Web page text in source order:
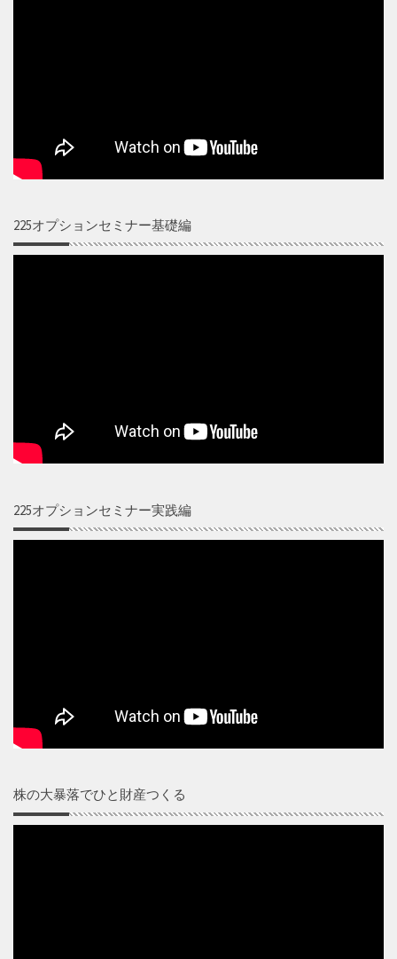
225オプションセミナー基礎編
225オプションセミナー実践編
株の大暴落でひと財産つくる